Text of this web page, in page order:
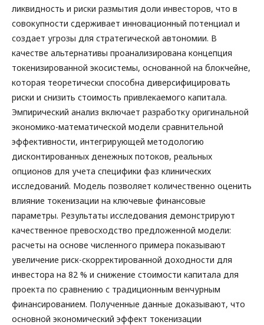
ликвидность и риски размытия доли инвесторов, что в
совокупности сдерживает инновационный потенциал и
создает угрозы для стратегической автономии. В
качестве альтернативы проанализирована концепция
токенизированной экосистемы, основанной на блокчейне,
которая теоретически способна диверсифицировать
риски и снизить стоимость привлекаемого капитала.
Эмпирический анализ включает разработку оригинальной
экономико-математической модели сравнительной
эффективности, интегрирующей методологию
дисконтированных денежных потоков, реальных
опционов для учета специфики фаз клинических
исследований. Модель позволяет количественно оценить
влияние токенизации на ключевые финансовые
параметры. Результаты исследования демонстрируют
качественное превосходство предложенной модели:
расчеты на основе численного примера показывают
увеличение риск-скорректированной доходности для
инвестора на 82 % и снижение стоимости капитала для
проекта по сравнению с традиционным венчурным
финансированием. Полученные данные доказывают, что
основной экономический эффект токенизации